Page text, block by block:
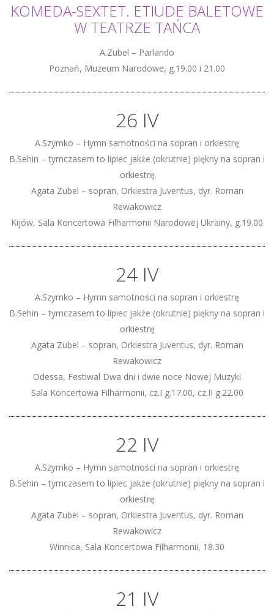
KOMEDA-SEXTET. ETIUDE BALETOWE
W TEATRZE TAŃCA
A.Zubel – Parlando
Poznań, Muzeum Narodowe, g.19.00 i 21.00
26 IV
A.Szymko – Hymn samotności na sopran i orkiestrę
B.Sehin – tymczasem to lipiec jakże (okrutnie) piękny na sopran i
orkiestrę
Agata Zubel – sopran, Orkiestra Juventus, dyr. Roman
Rewakowicz
Kijów, Sala Koncertowa Filharmonii Narodowej Ukrainy, g.19.00
24 IV
A.Szymko – Hymn samotności na sopran i orkiestrę
B.Sehin – tymczasem to lipiec jakże (okrutnie) piękny na sopran i
orkiestrę
Agata Zubel – sopran, Orkiestra Juventus, dyr. Roman
Rewakowicz
Odessa, Festiwal Dwa dni i dwie noce Nowej Muzyki
Sala Koncertowa Filharmonii, cz.I g.17.00, cz.II g.22.00
22 IV
A.Szymko – Hymn samotności na sopran i orkiestrę
B.Sehin – tymczasem to lipiec jakże (okrutnie) piękny na sopran i
orkiestrę
Agata Zubel – sopran, Orkiestra Juventus, dyr. Roman
Rewakowicz
Winnica, Sala Koncertowa Filharmonii, 18.30
21 IV